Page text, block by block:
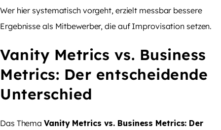
Wer hier systematisch vorgeht, erzielt messbar bessere
Ergebnisse als Mitbewerber, die auf Improvisation setzen.
Vanity Metrics vs. Business
Metrics: Der entscheidende
Unterschied
Das Thema Vanity Metrics vs. Business Metrics: Der